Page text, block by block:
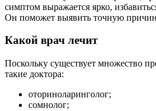
симптом выражается ярко,
Он поможет выявить точную
Какой врач лечит
Поскольку существует множество
такие доктора:
оториноларинголог;
сомнолог;